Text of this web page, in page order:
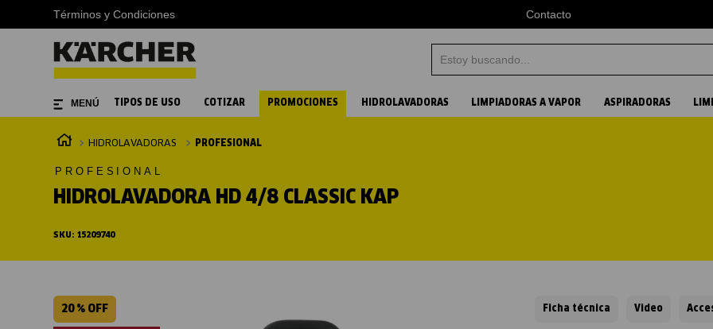
Términos y Condiciones Contacto
TIPOS DE USO COTIZAR PROMOCIONES HIDROLAVADORAS LIMPIADORAS A VAPOR ASPIRADORAS
HIDROLAVADORAS PROFESIONAL
PROFESIONAL
HIDROLAVADORA HD 4/8 CLASSIC KAP
SKU: 15209740
20 % OFF Ficha técnica Video
Términos más buscados